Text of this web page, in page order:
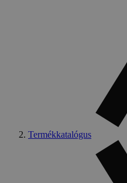
Termékkatalógus